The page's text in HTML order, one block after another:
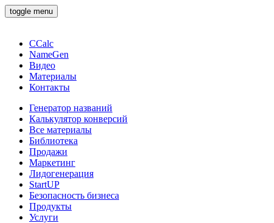
toggle menu
CCalc
NameGen
Видео
Материалы
Контакты
Генератор названий
Калькулятор конверсий
Все материалы
Библиотека
Продажи
Маркетинг
Лидогенерация
StartUP
Безопасность бизнеса
Продукты
Услуги